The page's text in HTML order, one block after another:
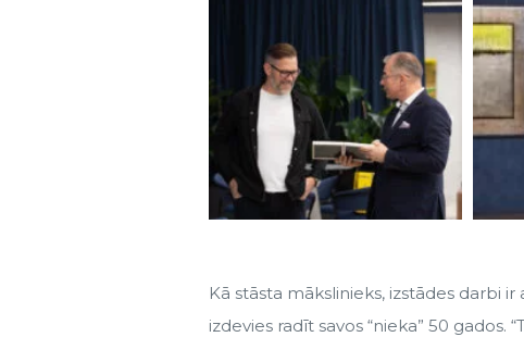
Kā stāsta mākslinieks, izstādes darbi
izdevies radīt savos “nieka” 50